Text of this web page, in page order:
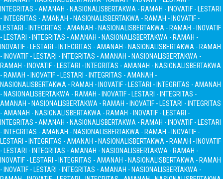
INTEGRITAS - AMANAH - NASIONALISBERTAKWA - RAMAH - INOVATIF - LESTARI
- INTEGRITAS - AMANAH - NASIONALISBERTAKWA - RAMAH - INOVATIF -
LESTARI - INTEGRITAS - AMANAH - NASIONALISBERTAKWA - RAMAH - INOVATIF
- LESTARI - INTEGRITAS - AMANAH - NASIONALISBERTAKWA - RAMAH -
INOVATIF - LESTARI - INTEGRITAS - AMANAH - NASIONALISBERTAKWA - RAMAH
- INOVATIF - LESTARI - INTEGRITAS - AMANAH - NASIONALISBERTAKWA -
RAMAH - INOVATIF - LESTARI - INTEGRITAS - AMANAH - NASIONALISBERTAKWA
- RAMAH - INOVATIF - LESTARI - INTEGRITAS - AMANAH -
NASIONALISBERTAKWA - RAMAH - INOVATIF - LESTARI - INTEGRITAS - AMANAH
- NASIONALISBERTAKWA - RAMAH - INOVATIF - LESTARI - INTEGRITAS -
AMANAH - NASIONALISBERTAKWA - RAMAH - INOVATIF - LESTARI - INTEGRITAS
- AMANAH - NASIONALISBERTAKWA - RAMAH - INOVATIF - LESTARI -
INTEGRITAS - AMANAH - NASIONALISBERTAKWA - RAMAH - INOVATIF - LESTARI
- INTEGRITAS - AMANAH - NASIONALISBERTAKWA - RAMAH - INOVATIF -
LESTARI - INTEGRITAS - AMANAH - NASIONALISBERTAKWA - RAMAH - INOVATIF
- LESTARI - INTEGRITAS - AMANAH - NASIONALISBERTAKWA - RAMAH -
INOVATIF - LESTARI - INTEGRITAS - AMANAH - NASIONALISBERTAKWA - RAMAH
- INOVATIF - LESTARI - INTEGRITAS - AMANAH - NASIONALISBERTAKWA -